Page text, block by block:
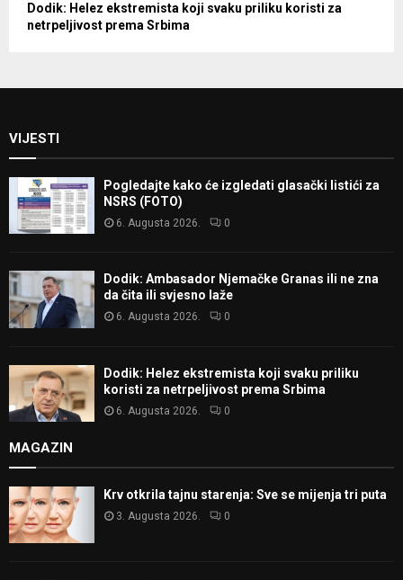
Dodik: Helez ekstremista koji svaku priliku koristi za
netrpeljivost prema Srbima
VIJESTI
Pogledajte kako će izgledati glasački listići za
NSRS (FOTO)
6. Augusta 2026. 0
Dodik: Ambasador Njemačke Granas ili ne zna
da čita ili svjesno laže
6. Augusta 2026. 0
Dodik: Helez ekstremista koji svaku priliku
koristi za netrpeljivost prema Srbima
6. Augusta 2026. 0
MAGAZIN
Krv otkrila tajnu starenja: Sve se mijenja tri puta
3. Augusta 2026. 0